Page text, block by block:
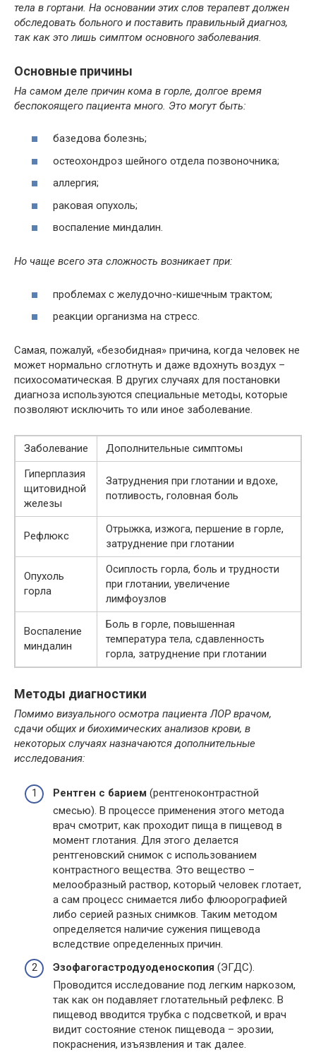
тела в гортани. На основании этих слов терапевт должен
обследовать больного и поставить правильный диагноз,
так как это лишь симптом основного заболевания.
Основные причины
На самом деле причин кома в горле, долгое время
беспокоящего пациента много. Это могут быть:
базедова болезнь;
остеохондроз шейного отдела позвоночника;
аллергия;
раковая опухоль;
воспаление миндалин.
Но чаще всего эта сложность возникает при:
проблемах с желудочно-кишечным трактом;
реакции организма на стресс.
Самая, пожалуй, «безобидная» причина, когда человек не
может нормально сглотнуть и даже вдохнуть воздух –
психосоматическая. В других случаях для постановки
диагноза используются специальные методы, которые
позволяют исключить то или иное заболевание.
Заболевание
Дополнительные симптомы
Гиперплазия
щитовидной
железы
Затруднения при глотании и вдохе,
потливость, головная боль
Рефлюкс
Отрыжка, изжога, першение в горле,
затруднение при глотании
Опухоль
горла
Осиплость горла, боль и трудности
при глотании, увеличение
лимфоузлов
Воспаление
миндалин
Боль в горле, повышенная
температура тела, сдавленность
горла, затруднение при глотании
Методы диагностики
Помимо визуального осмотра пациента ЛОР врачом,
сдачи общих и биохимических анализов крови, в
некоторых случаях назначаются дополнительные
исследования:
Рентген с барием (рентгеноконтрастной
смесью). В процессе применения этого метода
врач смотрит, как проходит пища в пищевод в
момент глотания. Для этого делается
рентгеновский снимок с использованием
контрастного вещества. Это вещество –
мелообразный раствор, который человек глотает,
а сам процесс снимается либо флюорографией
либо серией разных снимков. Таким методом
определяется наличие сужения пищевода
вследствие определенных причин.
Эзофагогастродуоденоскопия (ЭГДС).
Проводится исследование под легким наркозом,
так как он подавляет глотательный рефлекс. В
пищевод вводится трубка с подсветкой, и врач
видит состояние стенок пищевода – эрозии,
покраснения, изъязвления и так далее.